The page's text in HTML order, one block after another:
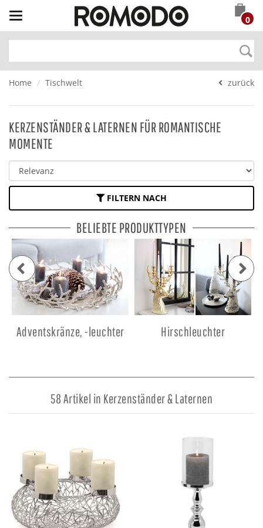
Toggle
navigation
0
Home Tischwelt zurück
KERZENSTÄNDER & LATERNEN FÜR ROMANTISCHE
MOMENTE
FILTERN NACH
BELIEBTE PRODUKTTYPEN
Adventskränze, -leuchter Hirschleuchter
58 Artikel in Kerzenständer & Laternen